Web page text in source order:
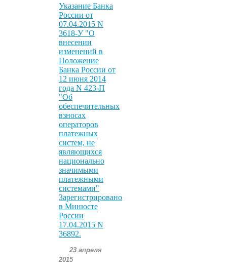
Указание Банка
России от
07.04.2015 N
3618-У "О
внесении
изменений в
Положение
Банка России от
12 июня 2014
года N 423-П
"Об
обеспечительных
взносах
операторов
платежных
систем, не
являющихся
национально
значимыми
платежными
системами"
Зарегистрировано
в Минюсте
России
17.04.2015 N
36892.
23 апреля
2015